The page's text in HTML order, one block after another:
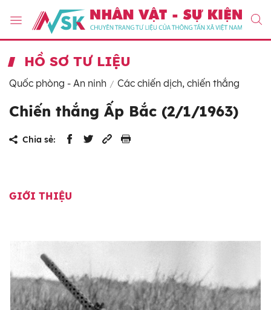
HỒ SƠ TƯ LIỆU
Quốc phòng - An ninh Các chiến dịch, chiến thắng
Chiến thắng Ấp Bắc (2/1/1963)
Chia sẻ:
GIỚI THIỆU